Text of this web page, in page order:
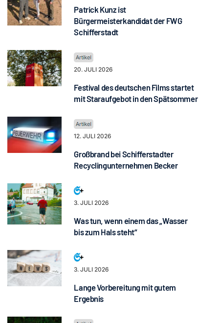
Patrick Kunz ist
Bürgermeisterkandidat der FWG
Schifferstadt
20. JULI 2026
Festival des deutschen Films startet
mit Staraufgebot in den Spätsommer
12. JULI 2026
Großbrand bei Schifferstadter
Recyclingunternehmen Becker
3. JULI 2026
Was tun, wenn einem das „Wasser
bis zum Hals steht“
3. JULI 2026
Lange Vorbereitung mit gutem
Ergebnis